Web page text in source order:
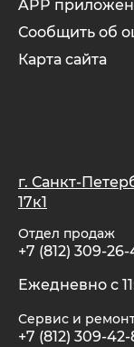
APP
Сообщить об
Карта сайта
г. Санкт-
17к1
Отдел продаж
+7 (812) 309-26-
Ежедневно с
Сервис и
+7 (812) 309-